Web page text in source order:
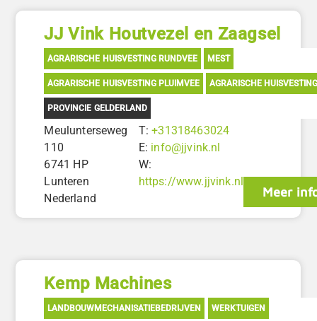
JJ Vink Houtvezel en Zaagsel
AGRARISCHE HUISVESTING RUNDVEE MEST
AGRARISCHE HUISVESTING PLUIMVEE AGRARISCHE
PROVINCIE GELDERLAND
Meulunterseweg
110
6741 HP
Lunteren
Nederland
T:+31318463024
E: info@jjvink.nl
W:
https://www.jjvink.nl
Meer
Kemp Machines
LANDBOUWMECHANISATIEBEDRIJVEN WERKTUIGEN